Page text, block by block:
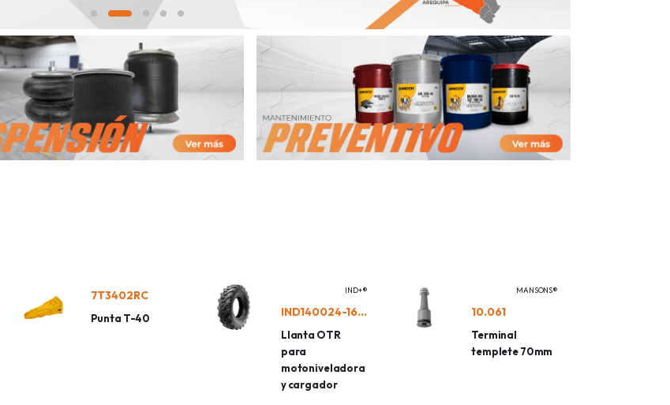
7T3402RC
Punta T-40
IND+®
IND140024-16CPG2/L2
Llanta OTR
para
motoniveladora
y cargador
MANSONS®
10.061
Terminal
templete 70mm